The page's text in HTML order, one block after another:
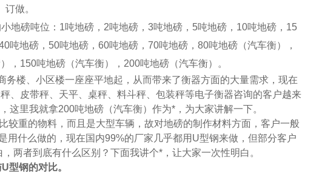
订做。
地磅吨位： 1吨地磅， 2吨地磅， 3吨地磅， 5吨地磅， 10吨地磅， 15
吨地磅， 50吨地磅， 60吨地磅， 70吨地磅， 80吨地磅（汽车衡），
， 150吨地磅（汽车衡）， 200吨地磅（汽车衡）。
楼、小区楼一座座平地起，从而带来了衡器方面的大量需求，现在
、皮带秤、天平、桌秤、料斗秤、包装秤等电子衡器咨询的客户越来
这里我就拿200吨地磅（汽车衡）作为*，为大家讲解一下。
较重的物料，而且是大型车辆，故对地磅的制作材料方面，客户一般
用什么做的，现在国内99%的厂家几乎都用 U型钢来做，但部分客户
两者到底有什么区别？下面我讲个*，让大家一次性明白。
U型钢的对比。